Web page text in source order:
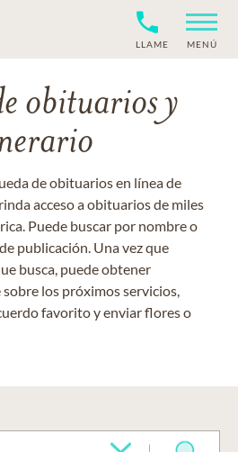
LLAME MENÚ
obituarios y
de obituarios en línea de
acceso a obituarios de miles
Puede buscar por nombre o
publicación. Una vez que
busca, puede obtener
los próximos servicios,
favorito y enviar flores o